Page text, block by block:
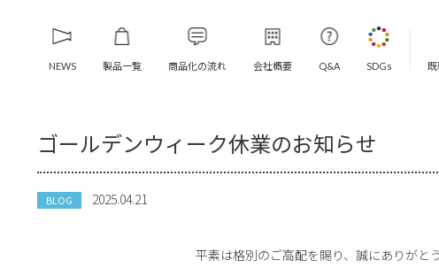
NEWS 製品一覧 商品化の流れ 会社概要 Q&A SDGs
ゴールデンウィーク休業のお知らせ
BLOG 2025.04.21
平素は格別のご高配を賜り、誠にありがと